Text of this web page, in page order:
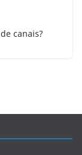
canais?